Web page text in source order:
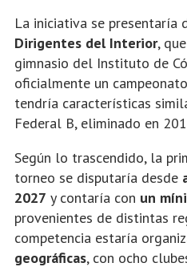
La iniciativa se presentaría
Dirigentes del Interior,
gimnasio del Instituto de
oficialmente un
tendría características
Federal B, eliminado en
Según lo trascendido, la
torneo se disputaría desde
2027 y contaría con un
provenientes de distintas
competencia estaría
geográficas, con ocho